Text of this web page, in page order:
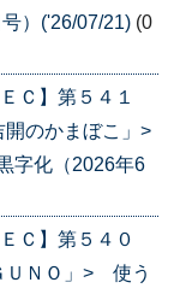
）('26/07/21) (0
Ｃ】第５４１
のかまぼこ」>
字化（2026年6
Ｃ】第５４０
ＮＯ」> 使う